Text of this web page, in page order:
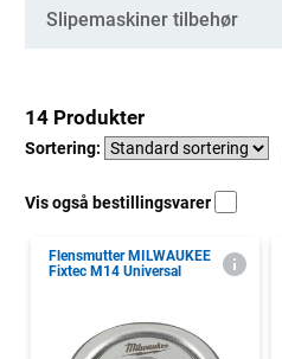
Kategorier
Slipemaskiner tilbehør
14 Produkter
Sortering:
Vis også bestillingsvarer
Flensmutter MILWAUKEE
Fixtec M14 Universal